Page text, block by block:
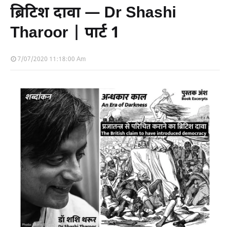
ब्रिटिश दावा — Dr Shashi
Tharoor | पार्ट 1
7/07/2020 11:18:00 Am